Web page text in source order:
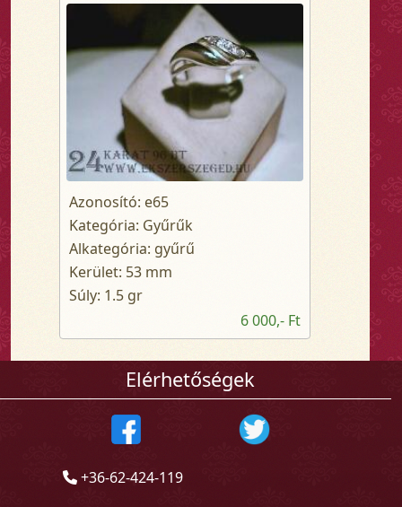
Azonosító: e65
Kategória: Gyűrűk
Alkategória: gyűrű
Kerület: 53 mm
Súly: 1.5 gr
6 000,- Ft
Elérhetőségek
+36-62-424-119